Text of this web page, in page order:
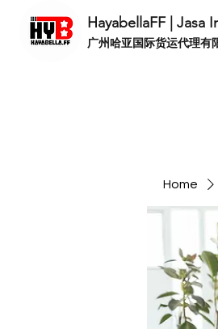
HayabellaFF | Jasa
广州哈亚国际货运代理有
Home